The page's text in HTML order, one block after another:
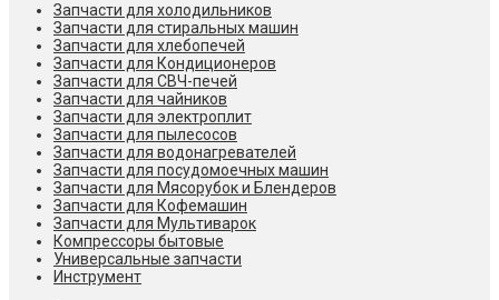
Запчасти для холодильников
Запчасти для стиральных машин
Запчасти для хлебопечей
Запчасти для Кондиционеров
Запчасти для СВЧ-печей
Запчасти для чайников
Запчасти для электроплит
Запчасти для пылесосов
Запчасти для водонагревателей
Запчасти для посудомоечных машин
Запчасти для Мясорубок и Блендеров
Запчасти для Кофемашин
Запчасти для Мультиварок
Компрессоры бытовые
Универсальные запчасти
Инструмент